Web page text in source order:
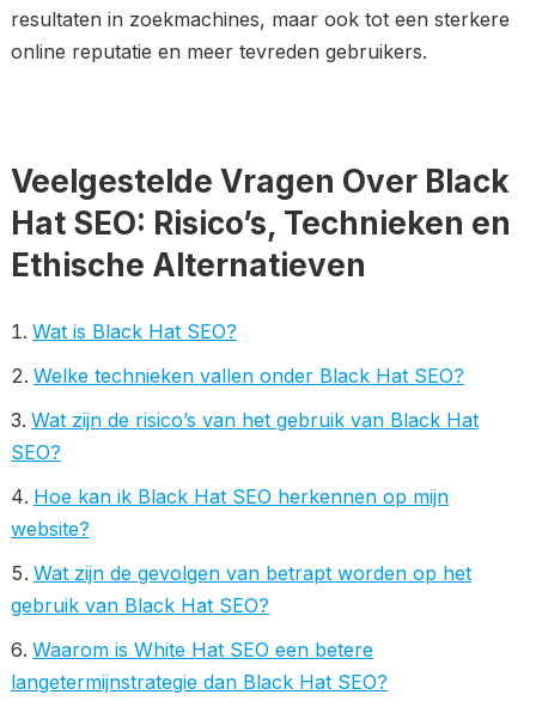
resultaten in zoekmachines, maar ook tot een sterkere
online reputatie en meer tevreden gebruikers.
Veelgestelde Vragen Over Black
Hat SEO: Risico’s, Technieken en
Ethische Alternatieven
Wat is Black Hat SEO?
Welke technieken vallen onder Black Hat SEO?
Wat zijn de risico’s van het gebruik van Black Hat
SEO?
Hoe kan ik Black Hat SEO herkennen op mijn
website?
Wat zijn de gevolgen van betrapt worden op het
gebruik van Black Hat SEO?
Waarom is White Hat SEO een betere
langetermijnstrategie dan Black Hat SEO?